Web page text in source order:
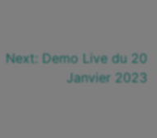
Next: Demo Live du 20
Janvier 2023